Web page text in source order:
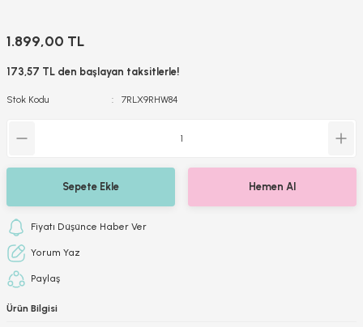
1.899,00 TL
173,57 TL den başlayan taksitlerle!
Stok Kodu 7RLX9RHW84
Sepete Ekle Hemen Al
Fiyatı Düşünce Haber Ver
Yorum Yaz
Paylaş
Ürün Bilgisi